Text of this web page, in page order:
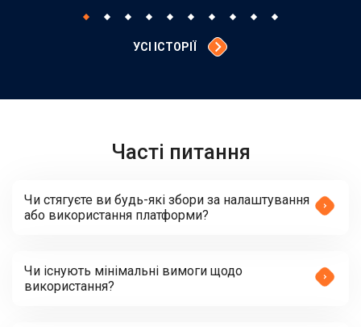
УСІ ІСТОРІЇ
Часті питання
Чи стягуєте ви будь-які збори за налаштування
або використання платформи?
Чи існують мінімальні вимоги щодо
використання?